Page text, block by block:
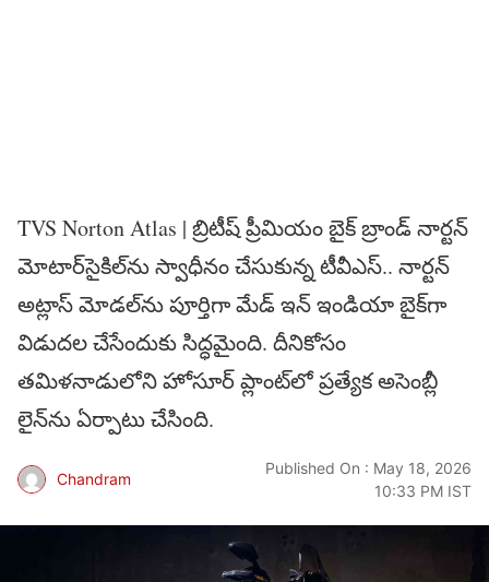
TVS Norton Atlas | బ్రిటీష్ ప్రీమియం బైక్ బ్రాండ్ నార్టన్
మోటార్‌సైకిల్‌ను స్వాధీనం చేసుకున్న టీవీఎస్.. నార్టన్
అట్లాస్ మోడల్‌ను పూర్తిగా మేడ్ ఇన్ ఇండియా బైక్‌గా
విడుదల చేసేందుకు సిద్ధమైంది. దీనికోసం
తమిళనాడులోని హోసూర్ ప్లాంట్‌లో ప్రత్యేక అసెంబ్లీ
లైన్‌ను ఏర్పాటు చేసింది.
Chandram
Published On : May 18, 2026
10:33 PM IST